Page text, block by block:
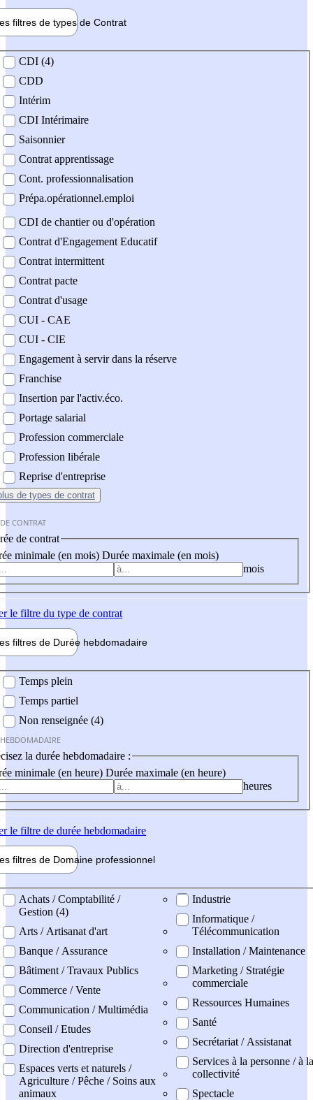
filtres de types de Contrat
contrat
CDI (4)
CDD
Intérim
CDI Intérimaire
Saisonnier
Contrat apprentissage
Cont. professionnalisation
Prépa.opérationnel.emploi
CDI de chantier ou d'opération
Contrat d'Engagement Educatif
Contrat intermittent
Contrat pacte
Contrat d'usage
CUI - CAE
CUI - CIE
Engagement à servir dans la réserve
Franchise
Insertion par l'activ.éco.
Portage salarial
Profession commerciale
Profession libérale
Reprise d'entreprise
de types de contrat
CONTRAT
de contrat
minimale (en mois) Durée maximale (en mois)
mois
le filtre du type de contrat
filtres de Durée hebdomadaire
Temps plein
Temps partiel
Non renseignée (4)
la durée hebdomadaire :
minimale (en heure) Durée maximale (en heure)
heures
le filtre de durée hebdomadaire
filtres de Domaine professionnel
professionel
Achats / Comptabilité /
Gestion (4)
Arts / Artisanat d'art
Banque / Assurance
Bâtiment / Travaux Publics
Commerce / Vente
Communication / Multimédia
Conseil / Etudes
Direction d'entreprise
Espaces verts et naturels /
Agriculture / Pêche / Soins aux
animaux
Industrie
Informatique /
Télécommunication
Installation / Maintenance
Marketing / Stratégie
commerciale
Ressources Humaines
Santé
Secrétariat / Assistanat
Services à la personne / à la
collectivité
Spectacle